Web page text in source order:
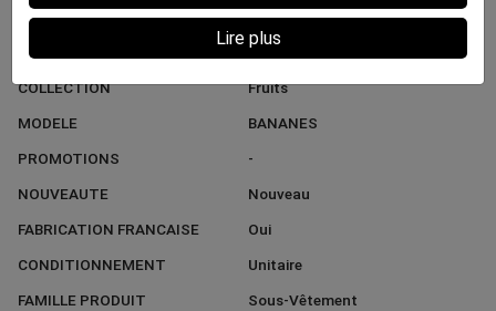
TYPE PRODUIT
Boxer Long
UNIVERS
Nourriture
COLLECTION
Fruits
MODELE
BANANES
PROMOTIONS
-
NOUVEAUTE
Nouveau
FABRICATION FRANCAISE
Oui
CONDITIONNEMENT
Unitaire
FAMILLE PRODUIT
Sous-Vêtement
Lire plus